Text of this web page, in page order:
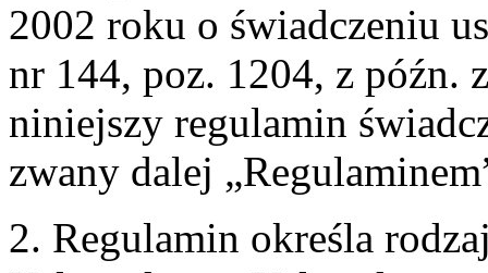
2002 roku o świadczeniu
nr 144, poz. 1204, z późn.
niniejszy regulamin
zwany dalej
2. Regulamin określa